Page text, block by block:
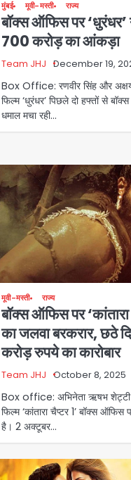
मुंबई मूवी-मस्ती राज्य
बॉक्स ऑफिस पर ‘धुरंधर’
700 करोड़ का आंकड़ा
Team JHJ December 19,
Box Office: रणवीर सिंह और
फिल्म ‘धुरंधर’ पिछले दो हफ्तों से
धमाल मचा रही…
मूवी-मस्ती राज्य
बॉक्स ऑफिस पर ‘कांतारा
का जलवा बरकरार, छठे
करोड़ रुपये का कारोबार
Team JHJ October 8, 2025
Box office: अभिनेता ऋषभ शेट्टी
फिल्म ‘कांतारा चैप्टर 1’ बॉक्स ऑफिस
है। 2 अक्टूबर…